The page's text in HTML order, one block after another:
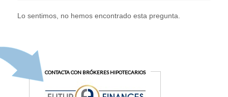
Lo sentimos, no hemos encontrado esta pregunta.